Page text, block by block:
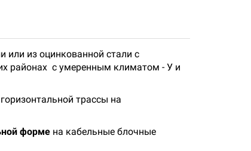
или из оцинкованной стали с
районах с умеренным климатом - У и
трассы на
форме на кабельные блочные